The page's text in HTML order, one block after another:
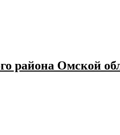
района Омской